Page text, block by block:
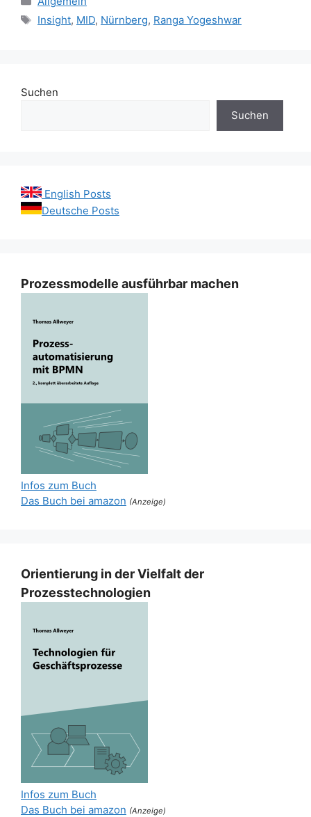
Schlagwörter
Insight, MID, Nürnberg, Ranga Yogeshwar
Suchen
Suchen
English Posts
Deutsche Posts
Prozessmodelle ausführbar machen
Infos zum Buch
Das Buch bei amazon (Anzeige)
Orientierung in der Vielfalt der
Prozesstechnologien
Infos zum Buch
Das Buch bei amazon (Anzeige)